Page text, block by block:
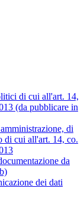
di cui all'art. 14,
(da pubblicare in
di
di cui all'art. 14, co.
da
dei dati